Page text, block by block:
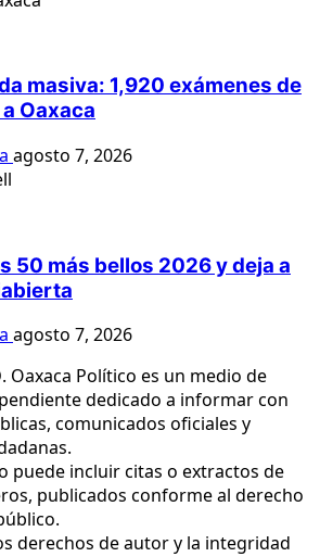
masiva: 1,920 exámenes de
Oaxaca
agosto 7, 2026
50 más bellos 2026 y deja a
agosto 7, 2026
. Oaxaca Político es un medio de
dedicado a informar con
comunicados oficiales y
puede incluir citas o extractos de
publicados conforme al derecho
derechos de autor y la integridad